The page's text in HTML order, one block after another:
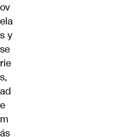
ov
ela
s y
se
rie
s,
ad
e
m
ás